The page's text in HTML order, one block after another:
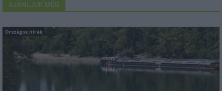
AJÁNLJUK MÉG
Országos hírek